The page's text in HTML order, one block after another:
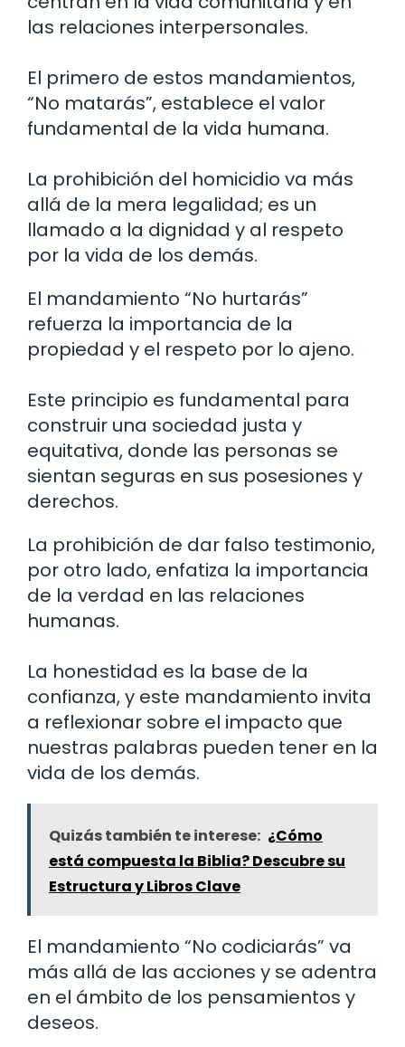
las relaciones interpersonales.
El primero de estos mandamientos,
“No matarás”, establece el valor
fundamental de la vida humana.
La prohibición del homicidio va más
allá de la mera legalidad; es un
llamado a la dignidad y al respeto
por la vida de los demás.
El mandamiento “No hurtarás”
refuerza la importancia de la
propiedad y el respeto por lo ajeno.
Este principio es fundamental para
construir una sociedad justa y
equitativa, donde las personas se
sientan seguras en sus posesiones y
derechos.
La prohibición de dar falso testimonio,
por otro lado, enfatiza la importancia
de la verdad en las relaciones
humanas.
La honestidad es la base de la
confianza, y este mandamiento invita
a reflexionar sobre el impacto que
nuestras palabras pueden tener en la
vida de los demás.
Quizás también te interese: ¿Cómo
está compuesta la Biblia? Descubre su
Estructura y Libros Clave
El mandamiento “No codiciarás” va
más allá de las acciones y se adentra
en el ámbito de los pensamientos y
deseos.